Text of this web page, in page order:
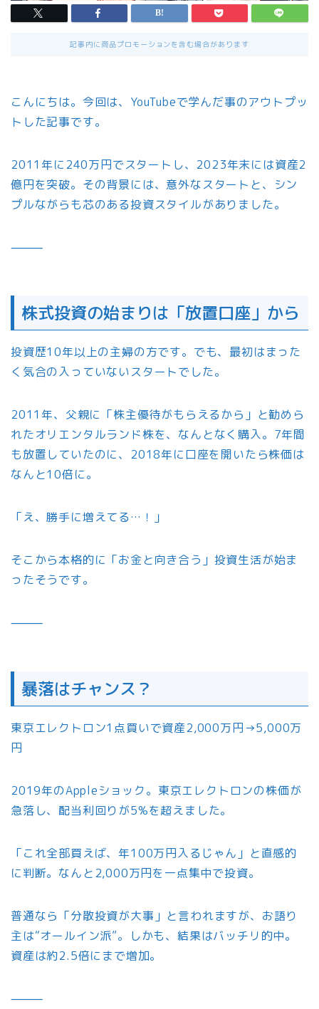
記事内に商品プロモーションを含む場合があります
こんにちは。今回は、YouTubeで学んだ事のアウトプッ
トした記事です。
2011年に240万円でスタートし、2023年末には資産2
億円を突破。その背景には、意外なスタートと、シン
プルながらも芯のある投資スタイルがありました。
⸻
株式投資の始まりは「放置口座」から
投資歴10年以上の主婦の方です。でも、最初はまった
く気合の入っていないスタートでした。
2011年、父親に「株主優待がもらえるから」と勧めら
れたオリエンタルランド株を、なんとなく購入。7年間
も放置していたのに、2018年に口座を開いたら株価は
なんと10倍に。
「え、勝手に増えてる…！」
そこから本格的に「お金と向き合う」投資生活が始ま
ったそうです。
⸻
暴落はチャンス？
東京エレクトロン1点買いで資産2,000万円→5,000万
円
2019年のAppleショック。東京エレクトロンの株価が
急落し、配当利回りが5%を超えました。
「これ全部買えば、年100万円入るじゃん」と直感的
に判断。なんと2,000万円を一点集中で投資。
普通なら「分散投資が大事」と言われますが、お語り
主は“オールイン派”。しかも、結果はバッチリ的中。
資産は約2.5倍にまで増加。
⸻